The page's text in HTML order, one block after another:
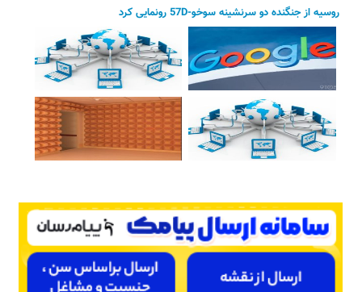
روسیه از جنگنده دو سرنشینه سوخو-57D رونمایی کرد